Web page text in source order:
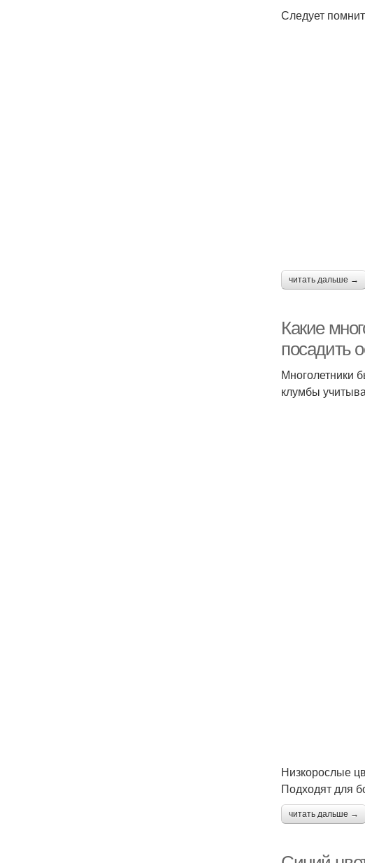
Следует
читать дальше →
Какие
посадить
Многолетники
клумбы
Низкорослые
Подходят для
читать дальше →